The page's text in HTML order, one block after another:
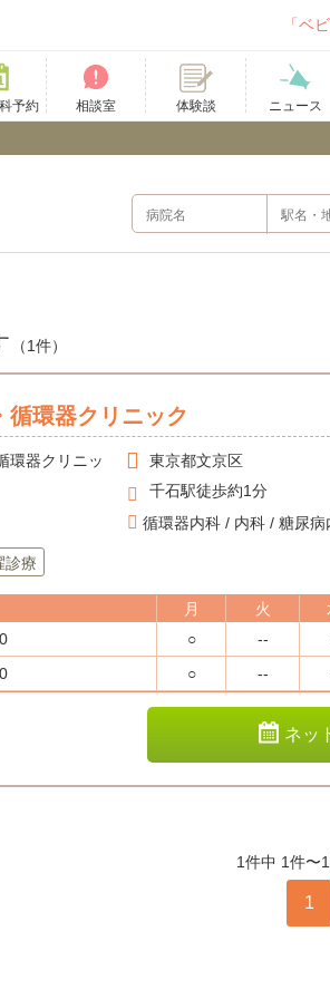
「ベ
予約 相談室 体験談 ニュース
（1件）
循環器クリニック
東京都文京区
千石駅徒歩約1分
循環器内科 / 内科 / 糖尿病
診療
月 火
○ --
○ --
ネッ
1件中 1件〜
1